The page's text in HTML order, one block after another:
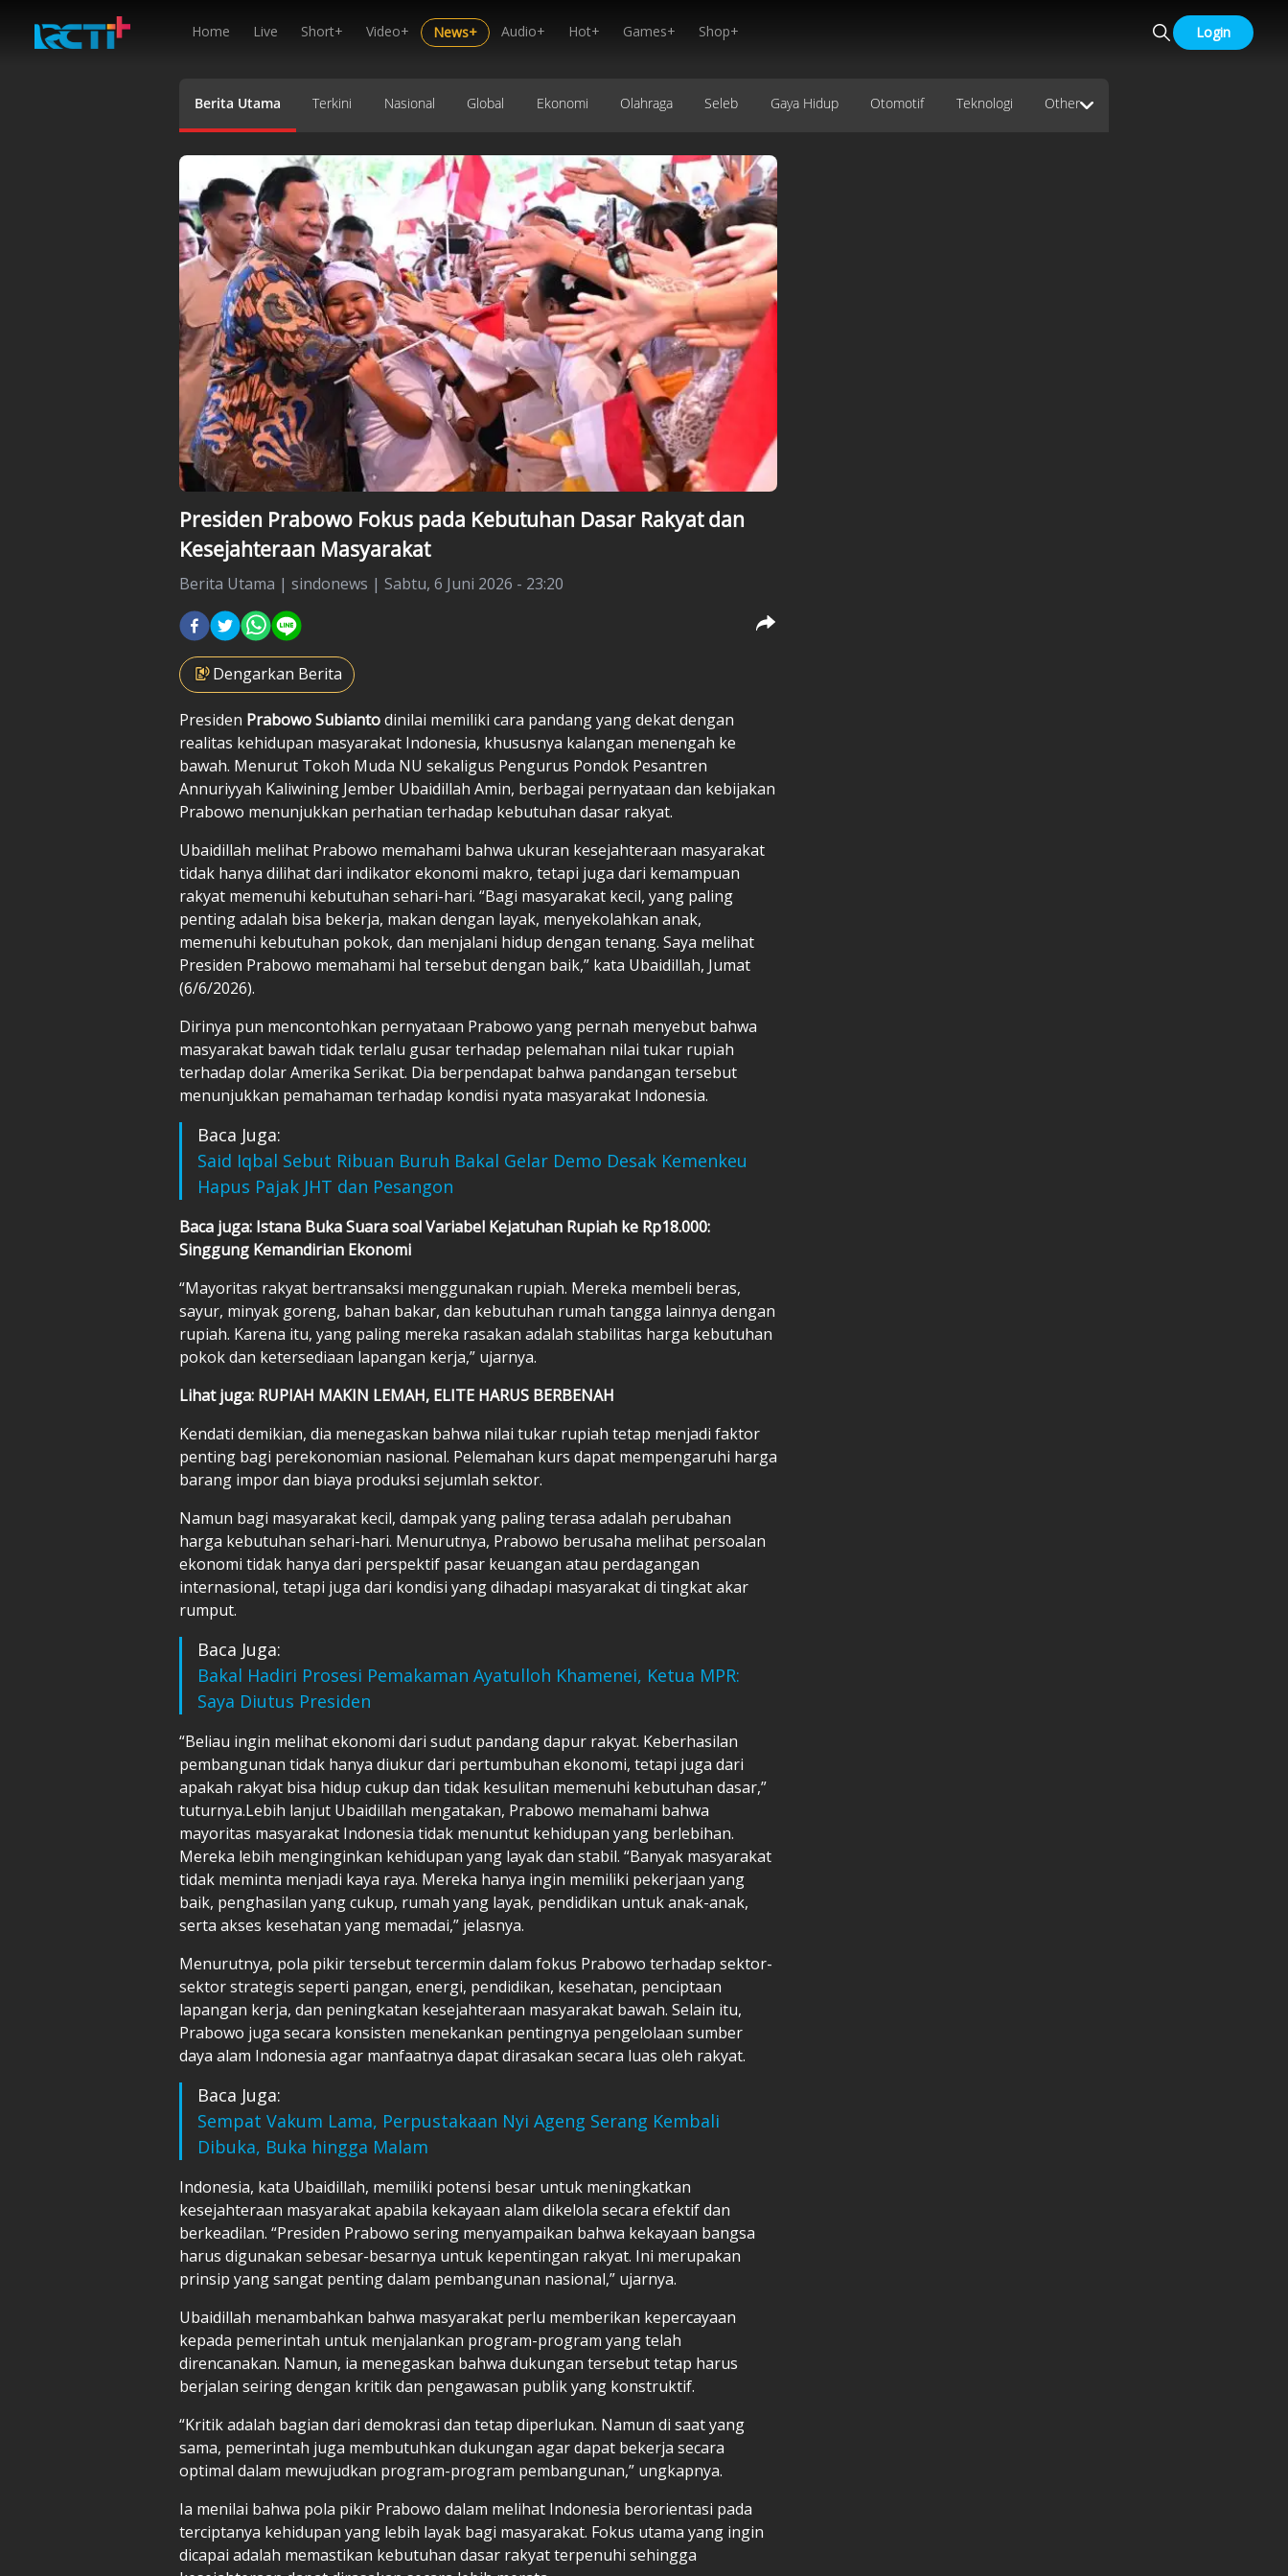
Home Live Short+ Video+ News+ Audio+ Hot+ Games+ Shop+ Login
Berita Utama Terkini Nasional Global Ekonomi Olahraga Seleb Gaya Hidup Otomotif Teknologi Other
Presiden Prabowo Fokus pada Kebutuhan Dasar Rakyat dan
Kesejahteraan Masyarakat
Berita Utama | sindonews | Sabtu, 6 Juni 2026 - 23:20
Dengarkan Berita
Presiden Prabowo Subiantodinilai memiliki cara pandang yang dekat dengan
realitas kehidupan masyarakat Indonesia, khususnya kalangan menengah ke
bawah. Menurut Tokoh Muda NU sekaligus Pengurus Pondok Pesantren
Annuriyyah Kaliwining Jember Ubaidillah Amin, berbagai pernyataan dan kebijakan
Prabowo menunjukkan perhatian terhadap kebutuhan dasar rakyat.
Ubaidillah melihat Prabowo memahami bahwa ukuran kesejahteraan masyarakat
tidak hanya dilihat dari indikator ekonomi makro, tetapi juga dari kemampuan
rakyat memenuhi kebutuhan sehari-hari. “Bagi masyarakat kecil, yang paling
penting adalah bisa bekerja, makan dengan layak, menyekolahkan anak,
memenuhi kebutuhan pokok, dan menjalani hidup dengan tenang. Saya melihat
Presiden Prabowo memahami hal tersebut dengan baik,” kata Ubaidillah, Jumat
(6/6/2026).
Dirinya pun mencontohkan pernyataan Prabowo yang pernah menyebut bahwa
masyarakat bawah tidak terlalu gusar terhadap pelemahan nilai tukar rupiah
terhadap dolar Amerika Serikat. Dia berpendapat bahwa pandangan tersebut
menunjukkan pemahaman terhadap kondisi nyata masyarakat Indonesia.
Baca Juga:
Said Iqbal Sebut Ribuan Buruh Bakal Gelar Demo Desak Kemenkeu
Hapus Pajak JHT dan Pesangon
Baca juga: Istana Buka Suara soal Variabel Kejatuhan Rupiah ke Rp18.000:
Singgung Kemandirian Ekonomi
“Mayoritas rakyat bertransaksi menggunakan rupiah. Mereka membeli beras,
sayur, minyak goreng, bahan bakar, dan kebutuhan rumah tangga lainnya dengan
rupiah. Karena itu, yang paling mereka rasakan adalah stabilitas harga kebutuhan
pokok dan ketersediaan lapangan kerja,” ujarnya.
Lihat juga: RUPIAH MAKIN LEMAH, ELITE HARUS BERBENAH
Kendati demikian, dia menegaskan bahwa nilai tukar rupiah tetap menjadi faktor
penting bagi perekonomian nasional. Pelemahan kurs dapat mempengaruhi harga
barang impor dan biaya produksi sejumlah sektor.
Namun bagi masyarakat kecil, dampak yang paling terasa adalah perubahan
harga kebutuhan sehari-hari. Menurutnya, Prabowo berusaha melihat persoalan
ekonomi tidak hanya dari perspektif pasar keuangan atau perdagangan
internasional, tetapi juga dari kondisi yang dihadapi masyarakat di tingkat akar
rumput.
Baca Juga:
Bakal Hadiri Prosesi Pemakaman Ayatulloh Khamenei, Ketua MPR:
Saya Diutus Presiden
“Beliau ingin melihat ekonomi dari sudut pandang dapur rakyat. Keberhasilan
pembangunan tidak hanya diukur dari pertumbuhan ekonomi, tetapi juga dari
apakah rakyat bisa hidup cukup dan tidak kesulitan memenuhi kebutuhan dasar,”
tuturnya.Lebih lanjut Ubaidillah mengatakan, Prabowo memahami bahwa
mayoritas masyarakat Indonesia tidak menuntut kehidupan yang berlebihan.
Mereka lebih menginginkan kehidupan yang layak dan stabil. “Banyak masyarakat
tidak meminta menjadi kaya raya. Mereka hanya ingin memiliki pekerjaan yang
baik, penghasilan yang cukup, rumah yang layak, pendidikan untuk anak-anak,
serta akses kesehatan yang memadai,” jelasnya.
Menurutnya, pola pikir tersebut tercermin dalam fokus Prabowo terhadap sektor-
sektor strategis seperti pangan, energi, pendidikan, kesehatan, penciptaan
lapangan kerja, dan peningkatan kesejahteraan masyarakat bawah. Selain itu,
Prabowo juga secara konsisten menekankan pentingnya pengelolaan sumber
daya alam Indonesia agar manfaatnya dapat dirasakan secara luas oleh rakyat.
Baca Juga:
Sempat Vakum Lama, Perpustakaan Nyi Ageng Serang Kembali
Dibuka, Buka hingga Malam
Indonesia, kata Ubaidillah, memiliki potensi besar untuk meningkatkan
kesejahteraan masyarakat apabila kekayaan alam dikelola secara efektif dan
berkeadilan. “Presiden Prabowo sering menyampaikan bahwa kekayaan bangsa
harus digunakan sebesar-besarnya untuk kepentingan rakyat. Ini merupakan
prinsip yang sangat penting dalam pembangunan nasional,” ujarnya.
Ubaidillah menambahkan bahwa masyarakat perlu memberikan kepercayaan
kepada pemerintah untuk menjalankan program-program yang telah
direncanakan. Namun, ia menegaskan bahwa dukungan tersebut tetap harus
berjalan seiring dengan kritik dan pengawasan publik yang konstruktif.
“Kritik adalah bagian dari demokrasi dan tetap diperlukan. Namun di saat yang
sama, pemerintah juga membutuhkan dukungan agar dapat bekerja secara
optimal dalam mewujudkan program-program pembangunan,” ungkapnya.
Ia menilai bahwa pola pikir Prabowo dalam melihat Indonesia berorientasi pada
terciptanya kehidupan yang lebih layak bagi masyarakat. Fokus utama yang ingin
dicapai adalah memastikan kebutuhan dasar rakyat terpenuhi sehingga